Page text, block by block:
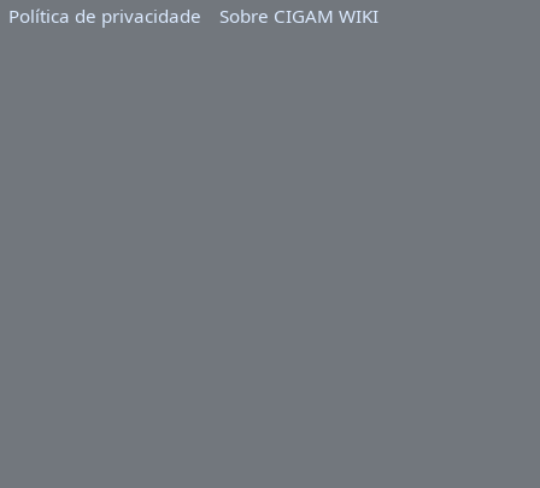
Política de privacidade
Sobre CIGAM WIKI